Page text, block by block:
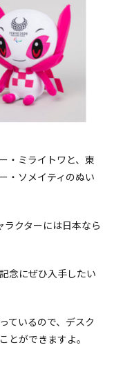
・ミライトワと、東
・ソメイティのぬい
クターには日本なら
念にぜひ入手したい
ているので、デスク
とができますよ。